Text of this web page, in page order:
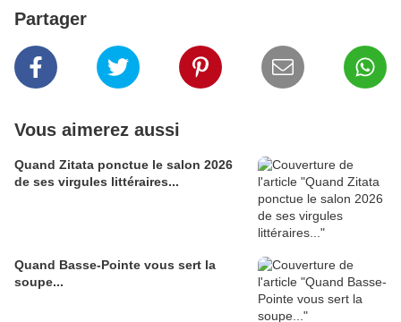
Partager
Vous aimerez aussi
Quand Zitata ponctue le salon 2026
de ses virgules littéraires...
Quand Basse-Pointe vous sert la
soupe...